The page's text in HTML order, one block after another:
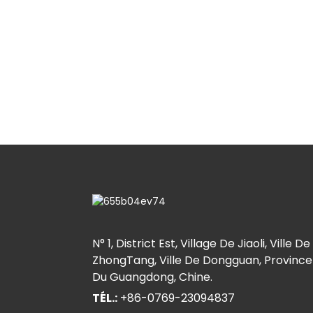
N° 1, District Est, Village De Jiaoli, Ville De
ZhongTang, Ville De Dongguan, Province
Du Guangdong, Chine.
TÉL.: +86-0769-23094837